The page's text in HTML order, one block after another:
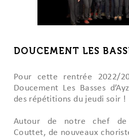
DOUCEMENT LES
Pour cette rentrée 2022/
Doucement Les Basses
des répétitions du jeudi soir !
Autour de notre chef de
Couttet, de nouveaux